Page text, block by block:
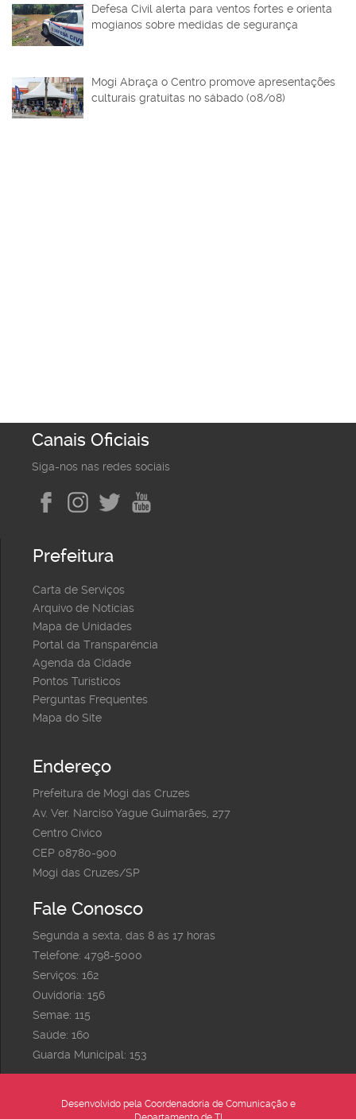
Defesa Civil alerta para ventos fortes e orienta
mogianos sobre medidas de segurança
Mogi Abraça o Centro promove apresentações
culturais gratuitas no sábado (08/08)
Canais Oficiais
Siga-nos nas redes sociais
Prefeitura
Carta de Serviços
Arquivo de Notícias
Mapa de Unidades
Portal da Transparência
Agenda da Cidade
Pontos Turísticos
Perguntas Frequentes
Mapa do Site
Endereço
Prefeitura de Mogi das Cruzes
Av. Ver. Narciso Yague Guimarães, 277
Centro Cívico
CEP 08780-900
Mogi das Cruzes/SP
Fale Conosco
Segunda a sexta, das 8 às 17 horas
Telefone: 4798-5000
Serviços: 162
Ouvidoria: 156
Semae: 115
Saúde: 160
Guarda Municipal: 153
Desenvolvido pela Coordenadoria de Comunicação e